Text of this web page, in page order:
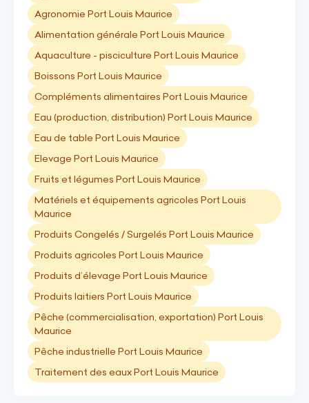
Agronomie Port Louis Maurice
Alimentation générale Port Louis Maurice
Aquaculture - pisciculture Port Louis Maurice
Boissons Port Louis Maurice
Compléments alimentaires Port Louis Maurice
Eau (production, distribution) Port Louis Maurice
Eau de table Port Louis Maurice
Elevage Port Louis Maurice
Fruits et légumes Port Louis Maurice
Matériels et équipements agricoles Port Louis
Maurice
Produits Congelés / Surgelés Port Louis Maurice
Produits agricoles Port Louis Maurice
Produits d’élevage Port Louis Maurice
Produits laitiers Port Louis Maurice
Pêche (commercialisation, exportation) Port Louis
Maurice
Pêche industrielle Port Louis Maurice
Traitement des eaux Port Louis Maurice